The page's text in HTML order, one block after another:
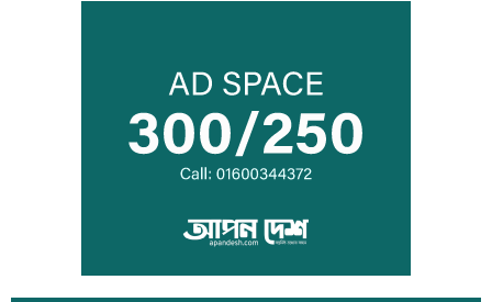
জুলাইয়ে সড়কে ঝরেছে ৪১৬ প্রাণ
জুলাই স্মৃতি জাদুঘর উন্মুক্ত, প্রথম দিনেই
উপচে পড়া ভিড়